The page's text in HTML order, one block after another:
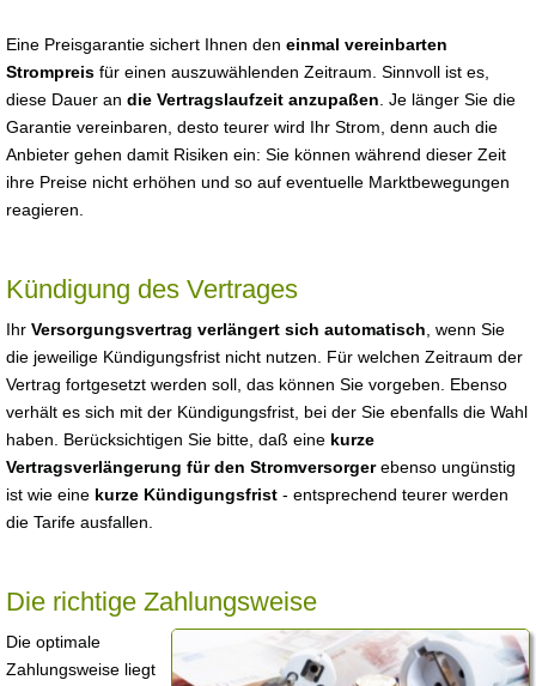
Eine Preisgarantie sichert Ihnen den einmal vereinbarten
Strompreis für einen auszuwählenden Zeitraum. Sinnvoll ist es,
diese Dauer an die Vertragslaufzeit anzupaßen . Je länger Sie die
Garantie vereinbaren, desto teurer wird Ihr Strom, denn auch die
Anbieter gehen damit Risiken ein: Sie können während dieser Zeit
ihre Preise nicht erhöhen und so auf eventuelle Marktbewegungen
reagieren.
Kündigung des Vertrages
Ihr Versorgungsvertrag verlängert sich automatisch , wenn Sie
die jeweilige Kündigungsfrist nicht nutzen. Für welchen Zeitraum der
Vertrag fortgesetzt werden soll, das können Sie vorgeben. Ebenso
verhält es sich mit der Kündigungsfrist, bei der Sie ebenfalls die Wahl
haben. Berücksichtigen Sie bitte, daß eine kurze
Vertragsverlängerung für den Stromversorgerebenso ungünstig
ist wie eine kurze Kündigungsfrist - entsprechend teurer werden
die Tarife ausfallen.
Die richtige Zahlungsweise
Die optimale
Zahlungsweise liegt